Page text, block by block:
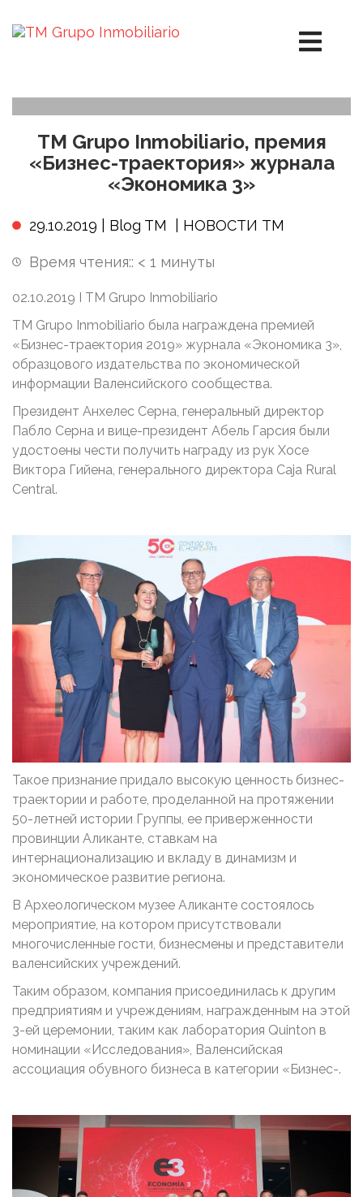
TM Grupo Inmobiliario, премия
«Бизнес-траектория» журнала
«Экономика 3»
29.10.2019 | Blog TM НОВОСТИ ТМ
Время чтения:: < 1 минуты
02.10.2019 I TM Grupo Inmobiliario
TM Grupo Inmobiliario была награждена премией
«Бизнес-траектория 2019» журнала «Экономика 3»,
образцового издательства по экономической
информации Валенсийского сообщества.
Президент Анхелес Серна, генеральный директор
Пабло Серна и вице-президент Абель Гарсия были
удостоены чести получить награду из рук Хосе
Виктора Гийена, генерального директора Caja Rural
Central.
Такое признание придало высокую ценность бизнес-
траектории и работе, проделанной на протяжении
50-летней истории Группы, ее приверженности
провинции Аликанте, ставкам на
интернационализацию и вкладу в динамизм и
экономическое развитие региона.
В Археологическом музее Аликанте состоялось
мероприятие, на котором присутствовали
многочисленные гости, бизнесмены и представители
валенсийских учреждений.
Таким образом, компания присоединилась к другим
предприятиям и учреждениям, награжденным на этой
3-ей церемонии, таким как лаборатория Quinton в
номинации «Исследования», Валенсийская
ассоциация обувного бизнеса в категории «Бизнес-.